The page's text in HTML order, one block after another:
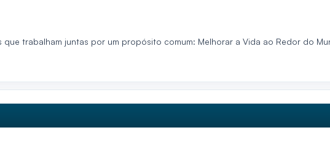
trabalham juntas por um propósito comum: Melhorar a Vida ao Redor do